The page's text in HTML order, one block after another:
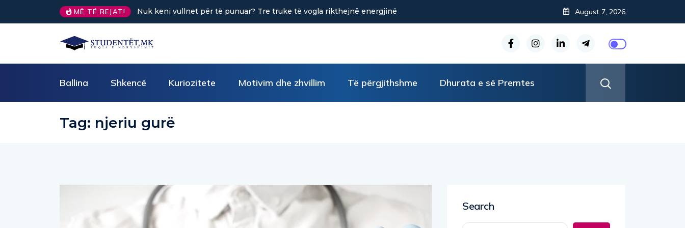
MË TË REJAT! Nuk keni vullnet për të punuar? Tre truke të vogla rikthejnë energjinë August 7, 2026
Ballina Shkencë Kuriozitete Motivim dhe zhvillim Të përgjithshme Dhurata e së Premtes
Tag: njeriu gurë
Search